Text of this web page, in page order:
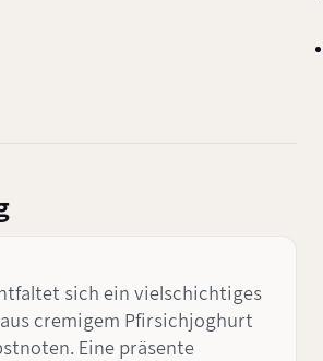
sich ein vielschichtiges
cremigem Pfirsichjoghurt
Eine präsente